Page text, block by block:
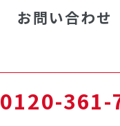
お問い合わせ
0120-361-